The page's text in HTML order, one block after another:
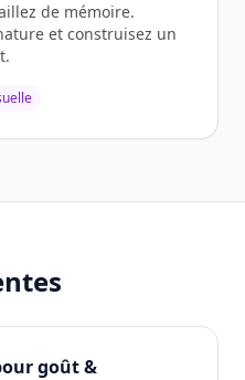
de mémoire.
et construisez un
goût &